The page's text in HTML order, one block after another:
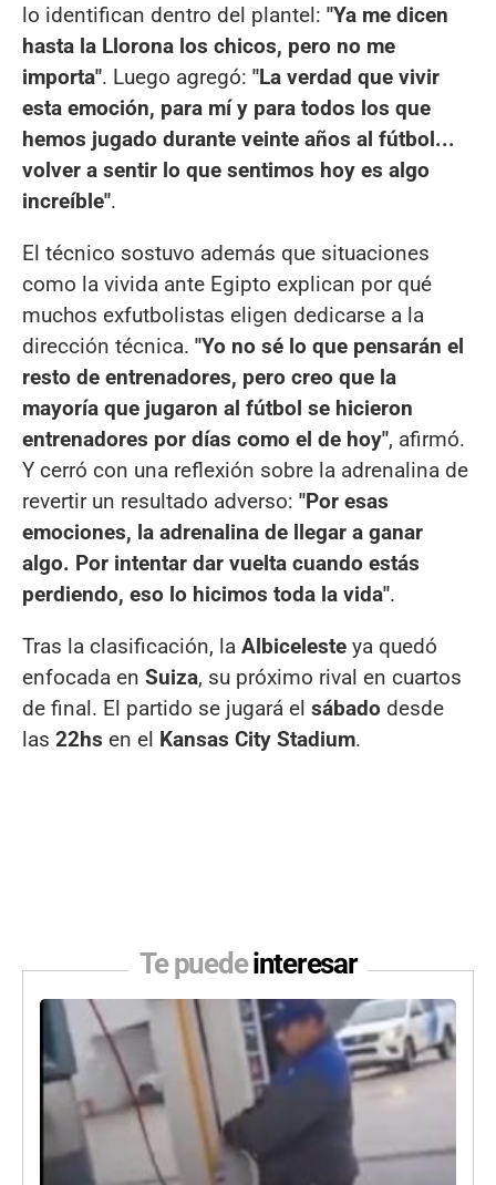
lo identifican dentro del plantel: "Ya me dicen
hasta la Llorona los chicos, pero no me
importa". Luego agregó: "La verdad que vivir
esta emoción, para mí y para todos los que
hemos jugado durante veinte años al fútbol...
volver a sentir lo que sentimos hoy es algo
increíble".
El técnico sostuvo además que situaciones
como la vivida ante Egipto explican por qué
muchos exfutbolistas eligen dedicarse a la
dirección técnica. "Yo no sé lo que pensarán el
resto de entrenadores, pero creo que la
mayoría que jugaron al fútbol se hicieron
entrenadores por días como el de hoy", afirmó.
Y cerró con una reflexión sobre la adrenalina de
revertir un resultado adverso: "Por esas
emociones, la adrenalina de llegar a ganar
algo. Por intentar dar vuelta cuando estás
perdiendo, eso lo hicimos toda la vida".
Tras la clasificación, la Albiceleste ya quedó
enfocada en Suiza, su próximo rival en cuartos
de final. El partido se jugará el sábado desde
las 22hs en el Kansas City Stadium.
Te puedeinteresar